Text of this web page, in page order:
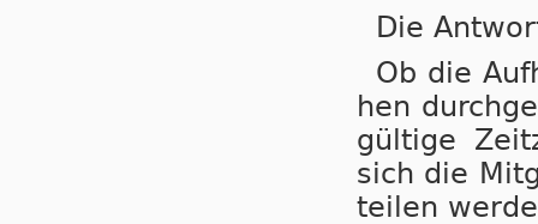
Die
Ob die
hen
gül­ti­ge
sich die
tei­len